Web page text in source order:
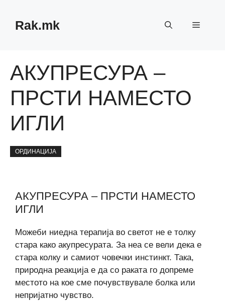
contentRak.mk Menu
АКУПРЕСУРА –
ПРСТИ НАМЕСТО
ИГЛИ
ОРДИНАЦИЈА
АКУПРЕСУРА – ПРСТИ НАМЕСТО
ИГЛИ
Можеби ниедна терапија во светот не е толку
стара како акупресурата. За неа се вели дека е
стара колку и самиот човечки инстинкт. Така,
природна реакција е да со раката го допреме
местото на кое сме почувствувале болка или
непријатно чувство.